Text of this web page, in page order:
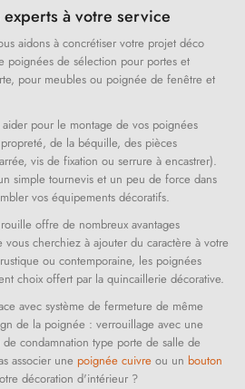
à votre service
aidons à concrétiser votre projet déco
poignées de sélection pour portes et
pour meubles ou poignée de fenêtre et
pour le montage de vos poignées
de la béquille, des pièces
vis de fixation ou serrure à encastrer).
simple tournevis et un peu de force dans
vos équipements décoratifs.
offre de nombreux avantages
cherchiez à ajouter du caractère à votre
ou contemporaine, les poignées
choix offert par la quincaillerie décorative.
avec système de fermeture de même
de la poignée : verrouillage avec une
condamnation type porte de salle de
associer une poignée cuivre ou un bouton
décoration d'intérieur ?